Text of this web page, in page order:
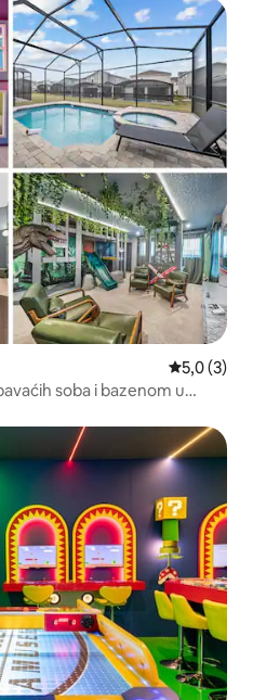
Prosječna
5,0 (3)
soba i bazenom u